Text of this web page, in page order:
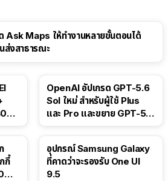
Ask Maps ให้ทำงานหลายขั้นตอนได้
ส่งสาธารณะ
OpenAI อัปเกรด GPT-5.6
Sol ใหม่ สำหรับผู้ใช้ Plus
และ Pro และขยาย GPT-5.6
กี้
อุปกรณ์ Samsung Galaxy
ที่คาดว่าจะรองรับ One UI
9.5